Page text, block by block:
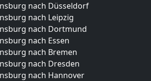
nach Düsseldorf
nach Leipzig
nach Dortmund
nach Essen
nach Bremen
nach Dresden
nach Hannover